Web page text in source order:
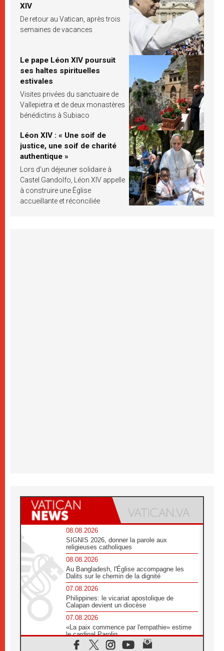
XIV
De retour au Vatican, après trois
semaines de vacances
Le pape Léon XIV poursuit
ses haltes spirituelles
estivales
Visites privées du sanctuaire de
Vallepietra et de deux monastères
bénédictins à Subiaco
Léon XIV : « Une soif de
justice, une soif de charité
authentique »
Lors d’un déjeuner solidaire à
Castel Gandolfo, Léon XIV appelle
à construire une Église
accueillante et réconciliée
08.08.2026
SIGNIS 2026, donner la parole aux
religieuses catholiques
08.08.2026
Au Bangladesh, l'Église accompagne les
Dalits sur le chemin de la dignité
07.08.2026
Philippines: le vicariat apostolique de
Calapan devient un diocèse
07.08.2026
«La paix commence par l'empathie» estime
le cardinal Parolin
07.08.2026